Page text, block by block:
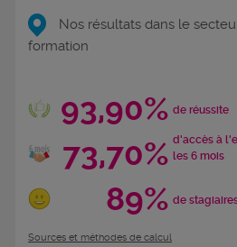
Nos résultats dans le
formation
93,90% de réussite
73,70% d'accès à
les 6 mois
89% de
Sources et méthodes de calcul